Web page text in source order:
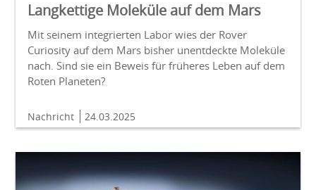
Langkettige Moleküle auf dem Mars
Mit seinem integrierten Labor wies der Rover
Curiosity auf dem Mars bisher unentdeckte Moleküle
nach. Sind sie ein Beweis für früheres Leben auf dem
Roten Planeten?
Nachricht 24.03.2025